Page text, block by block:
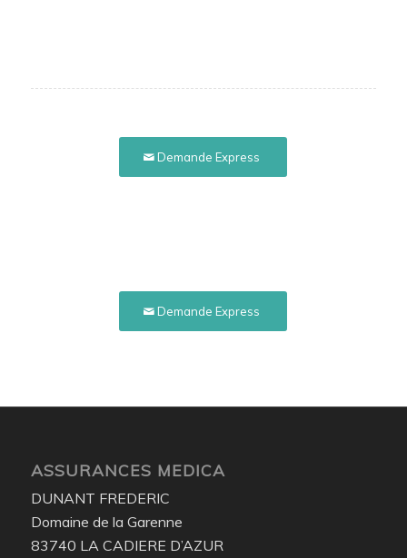
Demande Express
Demande Express
ASSURANCES MEDICA
DUNANT FREDERIC
Domaine de la Garenne
83740 LA CADIERE D’AZUR